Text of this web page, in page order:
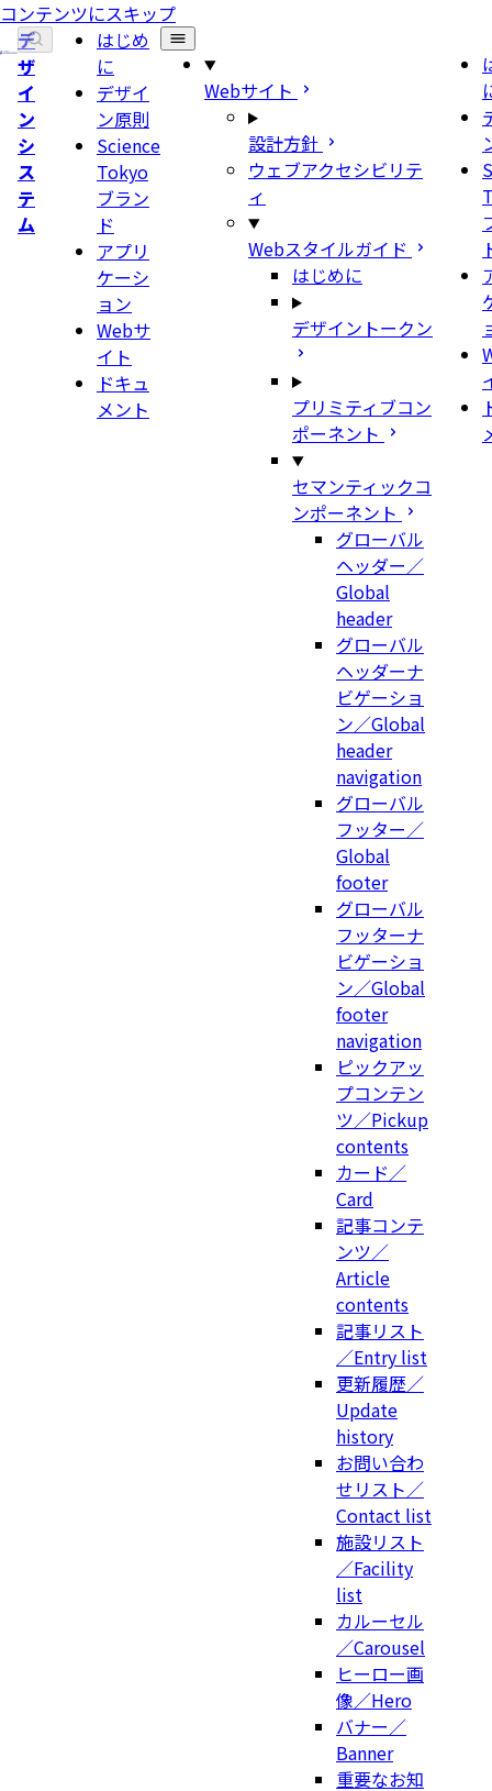
コンテンツにスキップ
デ
ザ
イ
ン
シ
ス
テ
ム
はじめ
に
デザイ
ン原則
Science
Tokyo
ブラン
ド
アプリ
ケーシ
ョン
Webサ
イト
ドキュ
メント
Webサイト
設計方針
ウェブアクセシビリテ
ィ
Webスタイルガイド
はじめに
デザイントークン
プリミティブコン
ポーネント
セマンティックコ
ンポーネント
グローバル
ヘッダー／
Global
header
グローバル
ヘッダーナ
ビゲーショ
ン／Global
header
navigation
グローバル
フッター／
Global
footer
グローバル
フッターナ
ビゲーショ
ン／Global
footer
navigation
ピックアッ
プコンテン
ツ／Pickup
contents
カード／
Card
記事コンテ
ンツ／
Article
contents
記事リスト
／Entry list
更新履歴／
Update
history
お問い合わ
せリスト／
Contact list
施設リスト
／Facility
list
カルーセル
／Carousel
ヒーロー画
像／Hero
バナー／
Banner
重要なお知